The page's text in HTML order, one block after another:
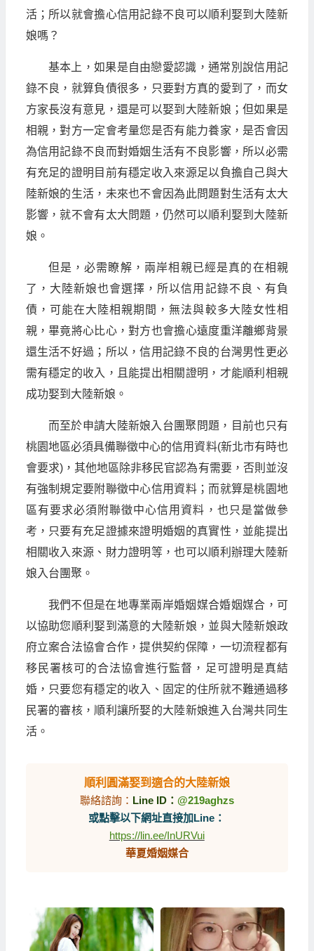
活；所以就會擔心信用記錄不良可以順利娶到大陸新
娘嗎？
基本上，如果是自由戀愛認識，通常別說信用記
錄不良，就算負債很多，只要對方真的愛到了，而女
方家長沒有意見，還是可以娶到大陸新娘；但如果是
相親，對方一定會考量您是否有能力養家，是否會因
為信用記錄不良而對婚姻生活有不良影響，所以必需
有充足的證明目前有穩定收入來源足以負擔自己與大
陸新娘的生活，未來也不會因為此問題對生活有太大
影響，就不會有太大問題，仍然可以順利娶到大陸新
娘。
但是，必需瞭解，兩岸相親已經是真的在相親
了，大陸新娘也會選擇，所以信用記錄不良、有負
債，可能在大陸相親期間，無法與較多大陸女性相
親，畢竟將心比心，對方也會擔心遠度重洋離鄉背景
還生活不好過；所以，信用記錄不良的台灣男性更必
需有穩定的收入，且能提出相關證明，才能順利相親
成功娶到大陸新娘。
而至於申請大陸新娘入台團聚問題，目前也只有
桃園地區必須具備聯徵中心的信用資料(新北市有時也
會要求)，其他地區除非移民官認為有需要，否則並沒
有強制規定要附聯徵中心信用資料；而就算是桃園地
區有要求必須附聯徵中心信用資料，也只是當做參
考，只要有充足證據來證明婚姻的真實性，並能提出
相關收入來源、財力證明等，也可以順利辦理大陸新
娘入台團聚。
我們不但是在地專業兩岸婚姻媒合婚姻媒合，可
以協助您順利娶到滿意的大陸新娘，並與大陸新娘政
府立案合法協會合作，提供契約保障，一切流程都有
移民署核可的合法協會進行監督，足可證明是真結
婚，只要您有穩定的收入、固定的住所就不難通過移
民署的審核，順利讓所娶的大陸新娘進入台灣共同生
活。
順利圓滿娶到適合的大陸新娘
聯絡諮詢： Line ID： @219aghzs
或點擊以下網址直接加Line：
https://lin.ee/InURVui
華夏婚姻媒合